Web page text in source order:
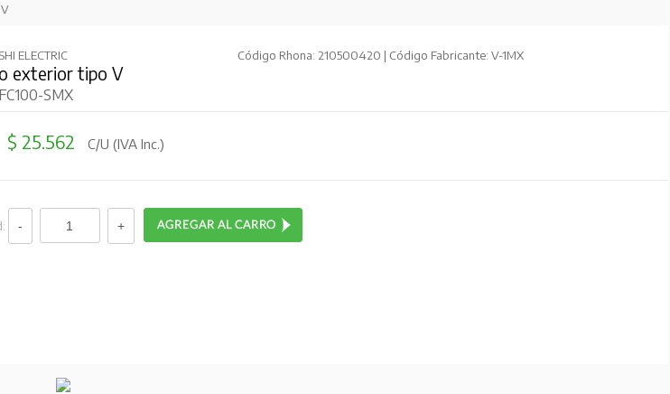
ELECTRIC Código Rhona: 210500420 | Código Fabricante: V-1MX
exterior tipo V
SMX
$ 25.562 C/U (IVA Inc.)